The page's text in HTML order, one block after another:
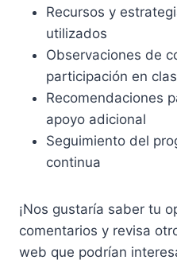
Recursos y
utilizados
Observaciones de
participación en
Recomendaciones
apoyo adicional
Seguimiento del
continua
¡Nos gustaría saber tu
comentarios y revisa
web que podrían